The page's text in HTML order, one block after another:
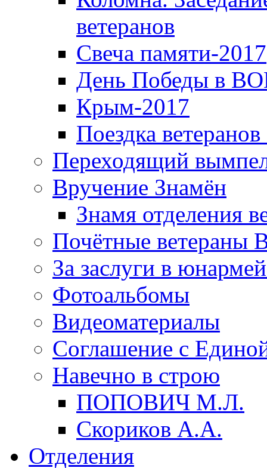
ветеранов
Свеча памяти-2017
День Победы в
Крым-2017
Поездка
Переходящий
Вручение Знамён
Знамя отделения
Почётные ветераны
За заслуги в
Фотоальбомы
Видеоматериалы
Соглашение с
Навечно в строю
ПОПОВИЧ М.Л.
Скориков А.А.
Отделения